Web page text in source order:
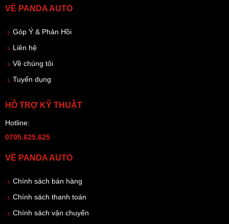
VỀ PANDA AUTO
Góp Ý & Phản Hồi
Liên hệ
Về chúng tôi
Tuyển dụng
HỖ TRỢ KỸ THUẬT
Hotline:
0705.625.625
VỀ PANDA AUTO
Chính sách bán hàng
Chính sách thanh toán
Chính sách vận chuyển